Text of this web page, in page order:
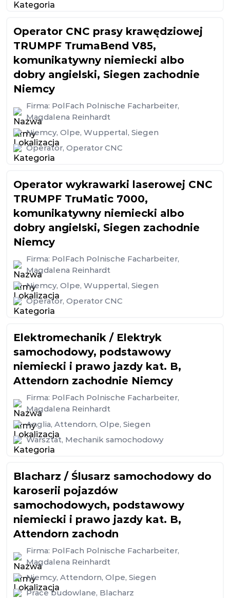
Operator CNC prasy krawędziowej
TRUMPF TrumaBend V85,
komunikatywny niemiecki albo
dobry angielski, Siegen zachodnie
Niemcy
Firma: PolFach Polnische Facharbeiter,
Magdalena Reinhardt
Niemcy, Olpe, Wuppertal, Siegen
Operator, Operator CNC
Operator wykrawarki laserowej CNC
TRUMPF TruMatic 7000,
komunikatywny niemiecki albo
dobry angielski, Siegen zachodnie
Niemcy
Firma: PolFach Polnische Facharbeiter,
Magdalena Reinhardt
Niemcy, Olpe, Wuppertal, Siegen
Operator, Operator CNC
Elektromechanik / Elektryk
samochodowy, podstawowy
niemiecki i prawo jazdy kat. B,
Attendorn zachodnie Niemcy
Firma: PolFach Polnische Facharbeiter,
Magdalena Reinhardt
Anglia, Attendorn, Olpe, Siegen
Warsztat, Mechanik samochodowy
Blacharz / Ślusarz samochodowy do
karoserii pojazdów
samochodowych, podstawowy
niemiecki i prawo jazdy kat. B,
Attendorn zachodn
Firma: PolFach Polnische Facharbeiter,
Magdalena Reinhardt
Niemcy, Attendorn, Olpe, Siegen
Prace budowlane, Blacharz